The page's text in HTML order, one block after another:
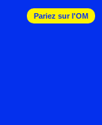
Pariez sur l'OM